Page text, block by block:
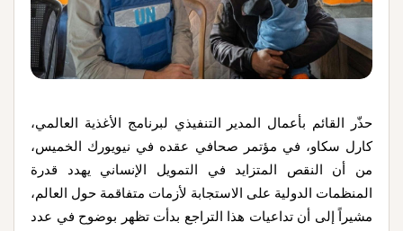
حذّر القائم بأعمال المدير التنفيذي لبرنامج الأغذية العالمي،
كارل سكاو، في مؤتمر صحافي عقده في نيويورك الخميس،
من أن النقص المتزايد في التمويل الإنساني يهدد قدرة
المنظمات الدولية على الاستجابة لأزمات متفاقمة حول العالم،
مشيراً إلى أن تداعيات هذا التراجع بدأت تظهر بوضوح في عدد